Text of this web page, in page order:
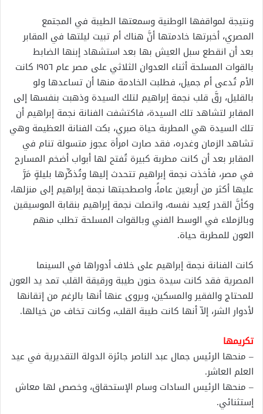
ونتيجة لمواقفها الوطنية وسمعتها الطيبة في المجتمع
المصري، أخبرتها خادمتها أنَّ هناك أم تبيت ليلتها في المقابر
بعد أن انقطع سبل العيش بها بعد استشهاد إبنها الضابط
بالقوات المسلحة أثناء العدوان الثلاثي على مصر عام ١٩٥٦ كانت
الأم تُدعى أم جميل، فطلبت الخادمة منها أن تساعدها ولو
بالقليل، رقَّ قلب نجمة إبراهيم لتلك السيدة وذهبت بنفسها إلى
المقابر لتشاهد تلك السيدة، فاكتشفت الفنانة نجمة إبراهيم أن
تلك السيدة هي المطربة حياة صبري، بكت الفنانة العظيمة وهي
تشاهد الزمان وغدره، فقد صارت امرأة عجوز متسولة تنام في
المقابر بعد أن كانت مطربة كبيرة تُفتح لها أبواب أضخم المسارح
في مصر، فأخذت نجمة إبراهيم تتحدث إليها وتُذكِّرها بليلةٍ مَرَّ
عليها أكثر من أربعين ﻋﺎﻣﺎً، واصطحبتها نجمة إبراهيم إلى منزلها،
وكأنَّ القدر يُعيد نفسه، واتصلت نجمة إبراهيم بنقابة الموسيقين
وبالزملاء في الوسط الفني وبالقوات المسلحة تطلب منهم
العون للمطربة حياة.
كانت الفنانة نجمة إبراهيم على خلاف أدوراها في السينما
المصرية فقد كانت سيدة حنون طيبة ورقيقة القلب تمد يد العون
للمحتاج والفقير ﻭالمسكين، ويروى عنها أنها بالرغم من إتقانها
لأدوار الشر، إلاّ أنها كانت طيبة القلب، وكانت تخاف من خيالها.
تكريمها
– منحها الرئيس جمال عبد الناصر جائزة الدولة التقديرية في عيد
العلم العاشر.
– منحها الرئيس السادات وسام الإستحقاق، وخصص لها معاش
إستثنائي.